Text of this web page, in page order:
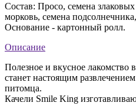
Состав: Просо, семена
морковь, семена
Основание - картонный ролл.
Описание
Полезное и вкусное лакомство
станет настоящим
питомца.
Качели Smile King